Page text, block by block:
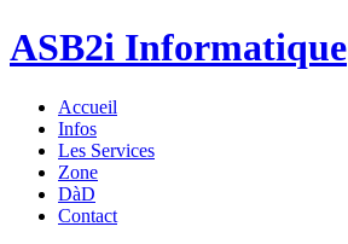
ASB2i Informatique
Accueil
Infos
Les Services
Zone
DàD
Contact